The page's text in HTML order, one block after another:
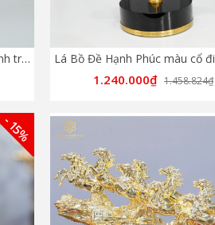
Lá Bồ Đề Hạnh Phúc đế Pha lê hình tròn - Màu Rose
1.240.000₫ 1.458.824₫
- 15%